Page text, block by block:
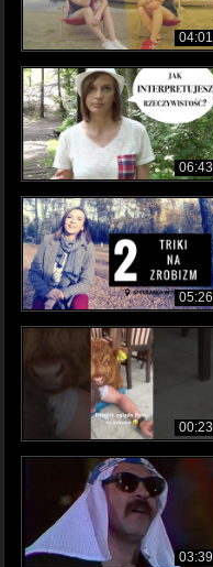
04:01
06:43
05:26
00:23
03:39